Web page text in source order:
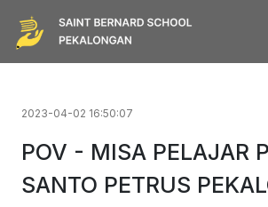
2023-04-02 16:50:07
POV - MISA PELAJAR
SANTO PETRUS